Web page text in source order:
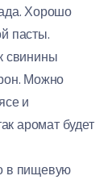
Хорошо
пасты.
свинины
Можно
и
аромат будет
в пищевую